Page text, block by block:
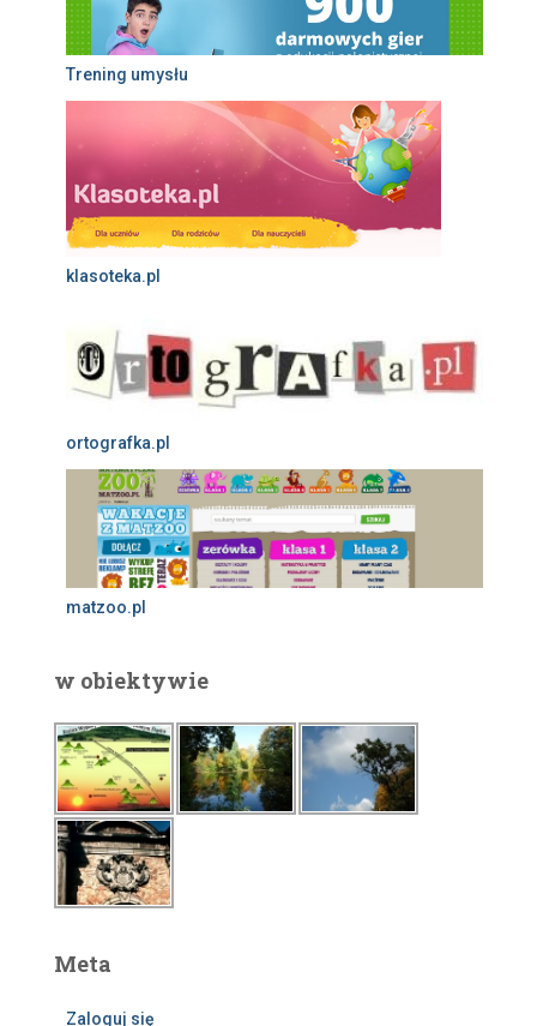
Trening umysłu
klasoteka.pl
ortografka.pl
matzoo.pl
w obiektywie
Meta
Zaloguj się